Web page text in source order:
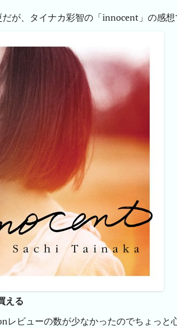
が、タイナカ彩智の「innocent」の感想
える
レビューの数が少なかったのでちょっと